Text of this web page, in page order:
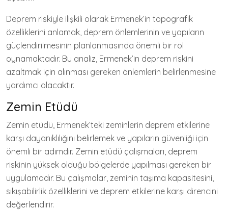
Deprem riskiyle ilişkili olarak Ermenek’in topografik
özelliklerini anlamak, deprem önlemlerinin ve yapıların
güçlendirilmesinin planlanmasında önemli bir rol
oynamaktadır. Bu analiz, Ermenek’in deprem riskini
azaltmak için alınması gereken önlemlerin belirlenmesine
yardımcı olacaktır.
Zemin Etüdü
Zemin etüdü, Ermenek’teki zeminlerin deprem etkilerine
karşı dayanıklılığını belirlemek ve yapıların güvenliği için
önemli bir adımdır. Zemin etüdü çalışmaları, deprem
riskinin yüksek olduğu bölgelerde yapılması gereken bir
uygulamadır. Bu çalışmalar, zeminin taşıma kapasitesini,
sıkışabilirlik özelliklerini ve deprem etkilerine karşı direncini
değerlendirir.